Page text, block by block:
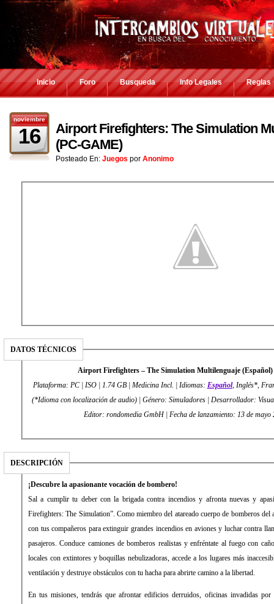
Inicio Foro Busqueda Info Legales Reglas
noviembre
16
Airport Firefighters: The Simulation
(PC-GAME)
Posteado En: Juegos por Anonimo
DATOS TÉCNICOS
Airport Firefighters – The Simulation Multilenguaje
Plataforma: PC | ISO | 1.74 GB | Medicina Incl. | Idiomas: Español, Inglés*,
(*Idioma con localización de audio) | Género: Simuladores | Desarrollador:
Editor: rondomedia GmbH | Fecha de lanzamiento: 13 de
DESCRIPCIÓN
¡Descubre la apasionante vocación de bombero!
Sal a cumplir tu deber con la brigada contra incendios y afronta nuevas y
Firefighters: The Simulation”. Como miembro del atareado cuerpo de bomberos del
con tus compañeros para extinguir grandes incendios en aviones y luchar contra
pasajeros. Conduce camiones de bomberos realistas y enfréntate al fuego con
locales con extintores y boquillas nebulizadoras, accede a los lugares más
ventilación y destruye obstáculos con tu hacha para abrirte camino a la libertad.
En tus misiones, tendrás que afrontar edificios derruidos, oficinas invadidas